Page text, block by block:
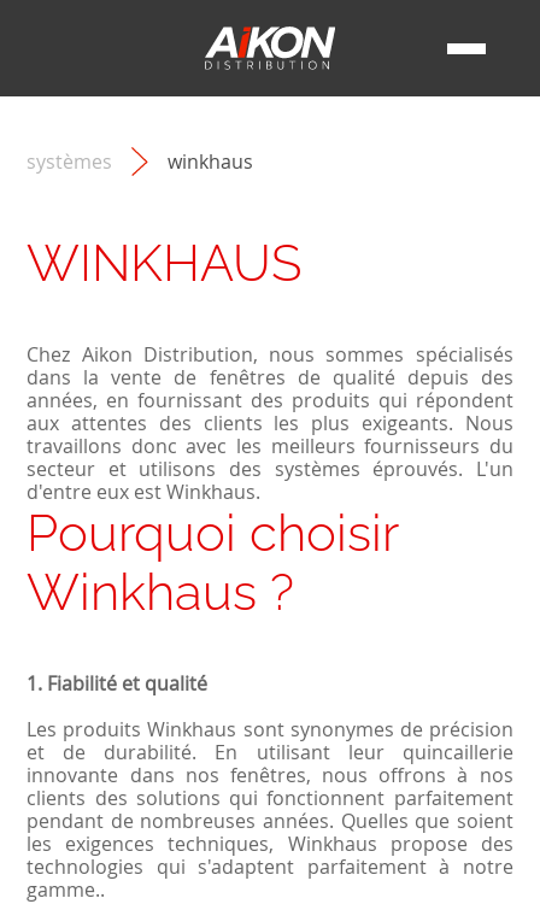
FENÊTRE EN BOIS
FENÊTRES À ÉCONOMIE D'ÉNERGIE
PORTES PVC
PORTE ALUMINIUM
PORTE EN BOIS
PRODUITS
PANNEAUX DE PORTE
VOLETS ROULANTS
GARDE-CORPS EN VERRE
SYSTÈMES
ALUPLAST
REHAU
ROTO
WINKHAUS
SOCIÉTÉ
TRANSPORT
ACTUALITÉS
INSPIRATIONS
NOS RÉALISATIONS
TYPES DE FENÊTRES
COOPÉRATION
VENDEUR
+33 187 218 958
systèmes winkhaus
WINKHAUS
Chez Aikon Distribution, nous sommes spécialisés
dans la vente de fenêtres de qualité depuis des
années, en fournissant des produits qui répondent
aux attentes des clients les plus exigeants. Nous
travaillons donc avec les meilleurs fournisseurs du
secteur et utilisons des systèmes éprouvés. L'un
d'entre eux est Winkhaus.
Pourquoi choisir
Winkhaus ?
1. Fiabilité et qualité
Les produits Winkhaus sont synonymes de précision
et de durabilité. En utilisant leur quincaillerie
innovante dans nos fenêtres, nous offrons à nos
clients des solutions qui fonctionnent parfaitement
pendant de nombreuses années. Quelles que soient
les exigences techniques, Winkhaus propose des
technologies qui s'adaptent parfaitement à notre
gamme..